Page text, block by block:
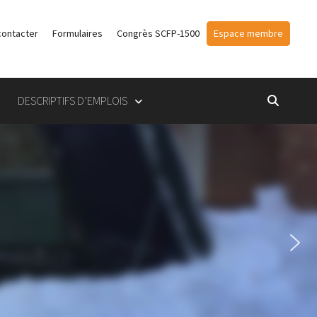
Formulaires Congrès SCFP-1500 Espace membre
DESCRIPTIFS D’EMPLOIS